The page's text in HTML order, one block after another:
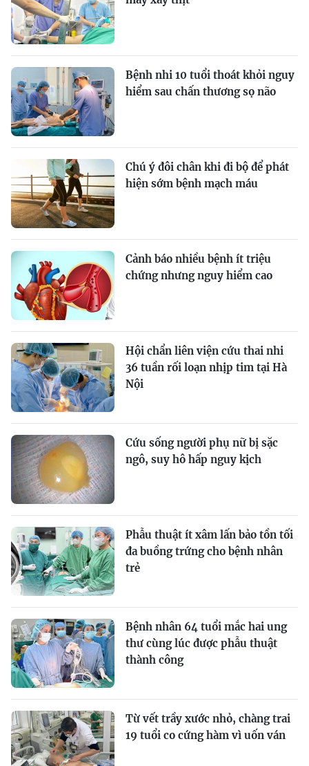
Bệnh nhi 10 tuổi thoát khỏi nguy
hiểm sau chấn thương sọ não
Chú ý đôi chân khi đi bộ để phát
hiện sớm bệnh mạch máu
Cảnh báo nhiều bệnh ít triệu
chứng nhưng nguy hiểm cao
Hội chẩn liên viện cứu thai nhi
36 tuần rối loạn nhịp tim tại Hà
Nội
Cứu sống người phụ nữ bị sặc
ngô, suy hô hấp nguy kịch
Phẫu thuật ít xâm lấn bảo tồn tối
đa buồng trứng cho bệnh nhân
trẻ
Bệnh nhân 64 tuổi mắc hai ung
thư cùng lúc được phẫu thuật
thành công
Từ vết trầy xước nhỏ, chàng trai
19 tuổi co cứng hàm vì uốn ván